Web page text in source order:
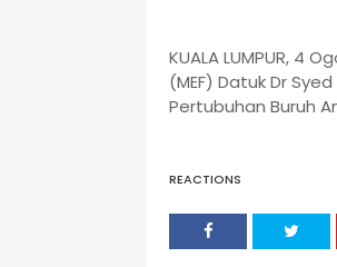
KUALA LUMPUR, 4
(MEF) Datuk Dr
Pertubuhan Buruh
REACTIONS